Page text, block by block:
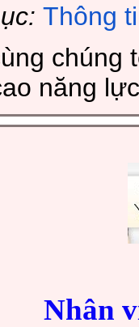
Thông
chúng
năng
Nhân